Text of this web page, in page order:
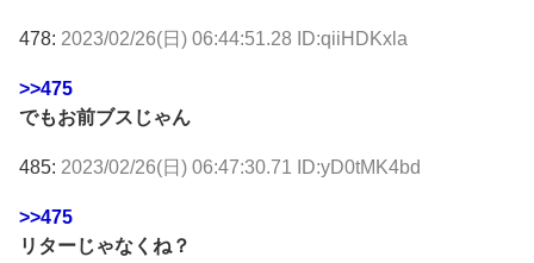
478: 2023/02/26(日) 06:44:51.28 ID:qiiHDKxla
>>475
でもお前ブスじゃん
485: 2023/02/26(日) 06:47:30.71 ID:yD0tMK4bd
>>475
リターじゃなくね？